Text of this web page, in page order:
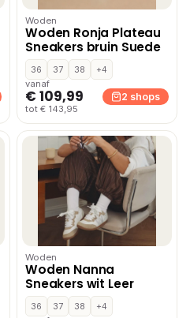
Woden
Woden Ronja Plateau
Sneakers bruin Suede
36 37 38
+4
vanaf
€ 109,99
tot € 143,95
2 shops
Woden
Woden Nanna
Sneakers wit Leer
36 37 38
+4